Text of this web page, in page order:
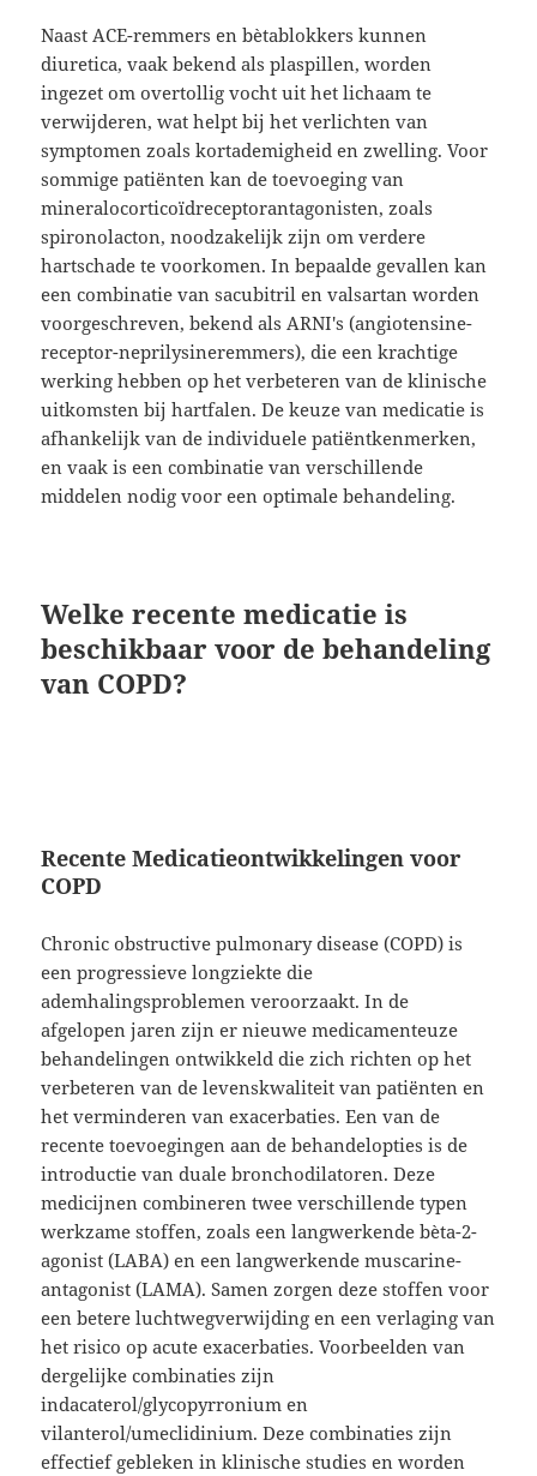
Naast ACE-remmers en bètablokkers kunnen
diuretica, vaak bekend als plaspillen, worden
ingezet om overtollig vocht uit het lichaam te
verwijderen, wat helpt bij het verlichten van
symptomen zoals kortademigheid en zwelling. Voor
sommige patiënten kan de toevoeging van
mineralocorticoïdreceptorantagonisten, zoals
spironolacton, noodzakelijk zijn om verdere
hartschade te voorkomen. In bepaalde gevallen kan
een combinatie van sacubitril en valsartan worden
voorgeschreven, bekend als ARNI's (angiotensine-
receptor-neprilysineremmers), die een krachtige
werking hebben op het verbeteren van de klinische
uitkomsten bij hartfalen. De keuze van medicatie is
afhankelijk van de individuele patiëntkenmerken,
en vaak is een combinatie van verschillende
middelen nodig voor een optimale behandeling.
Welke recente medicatie is
beschikbaar voor de behandeling
van COPD?
Recente Medicatieontwikkelingen voor
COPD
Chronic obstructive pulmonary disease (COPD) is
een progressieve longziekte die
ademhalingsproblemen veroorzaakt. In de
afgelopen jaren zijn er nieuwe medicamenteuze
behandelingen ontwikkeld die zich richten op het
verbeteren van de levenskwaliteit van patiënten en
het verminderen van exacerbaties. Een van de
recente toevoegingen aan de behandelopties is de
introductie van duale bronchodilatoren. Deze
medicijnen combineren twee verschillende typen
werkzame stoffen, zoals een langwerkende bèta-2-
agonist (LABA) en een langwerkende muscarine-
antagonist (LAMA). Samen zorgen deze stoffen voor
een betere luchtwegverwijding en een verlaging van
het risico op acute exacerbaties. Voorbeelden van
dergelijke combinaties zijn
indacaterol/glycopyrronium en
vilanterol/umeclidinium. Deze combinaties zijn
effectief gebleken in klinische studies en worden